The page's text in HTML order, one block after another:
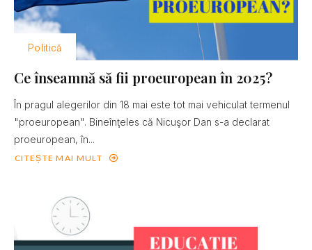
Politică
Ce înseamnă să fii proeuropean în 2025?
În pragul alegerilor din 18 mai este tot mai vehiculat termenul
"proeuropean". Bineînţeles că Nicuşor Dan s-a declarat
proeuropean, în...
CITEȘTE MAI MULT